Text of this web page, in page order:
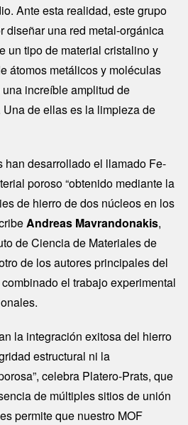
Ante esta realidad, este grupo
diseñar una red metal-orgánica
un tipo de material cristalino y
átomos metálicos y moléculas
increíble amplitud de
de ellas es la limpieza de
han desarrollado el llamado Fe-
poroso “obtenido mediante la
de hierro de dos núcleos en los
Andreas Mavrandonakis,
de Ciencia de Materiales de
de los autores principales del
el trabajo experimental
la integración exitosa del hierro
estructural ni la
celebra Platero-Prats, que
de múltiples sitios de unión
permite que nuestro MOF